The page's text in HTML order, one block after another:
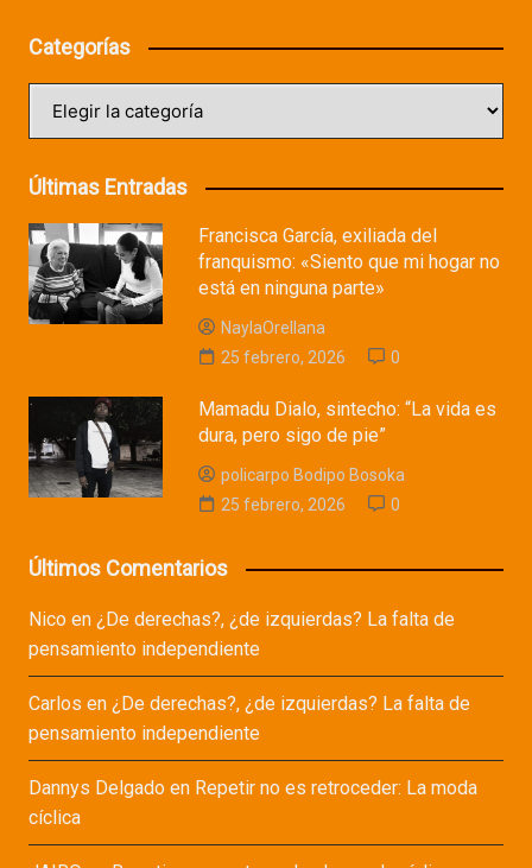
Categorías
Últimas Entradas
Francisca García, exiliada del
franquismo: «Siento que mi hogar no
está en ninguna parte»
NaylaOrellana
25 febrero, 2026
0
Mamadu Dialo, sintecho: “La vida es
dura, pero sigo de pie”
policarpo Bodipo Bosoka
25 febrero, 2026
0
Últimos Comentarios
Nicoen ¿De derechas?, ¿de izquierdas? La falta de
pensamiento independiente
Carlos en ¿De derechas?, ¿de izquierdas? La falta de
pensamiento independiente
Dannys Delgadoen Repetir no es retroceder: La moda
cíclica